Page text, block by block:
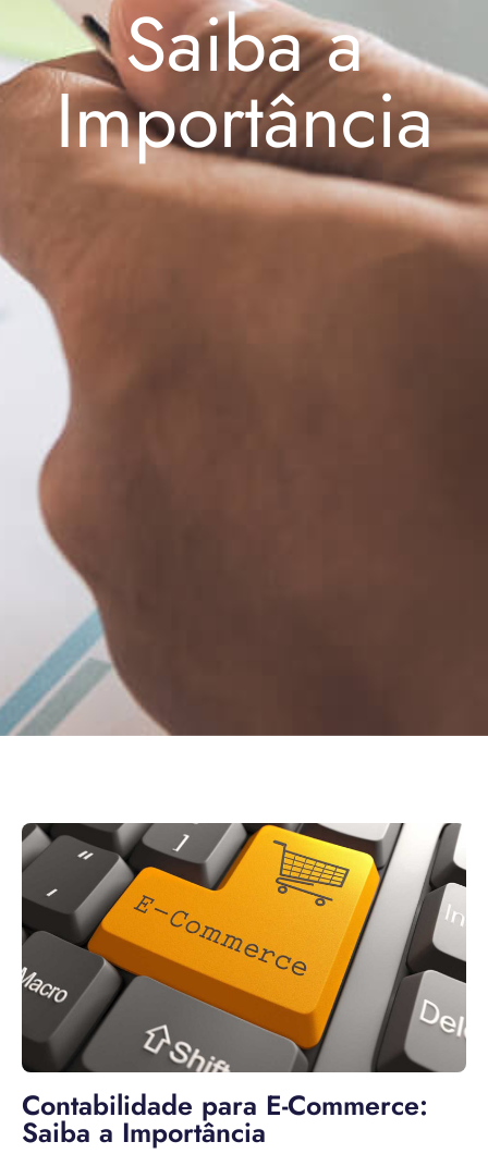
Saiba a
Importância
Contabilidade para E-Commerce:
Saiba a Importância